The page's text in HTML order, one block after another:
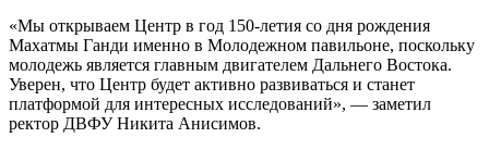
«Мы открываем Центр в год 150-летия со дня рождения
Махатмы Ганди именно в Молодежном павильоне, поскольку
молодежь является главным двигателем Дальнего Востока.
Уверен, что Центр будет активно развиваться и станет
платформой для интересных исследований», — заметил
ректор ДВФУ Никита Анисимов.